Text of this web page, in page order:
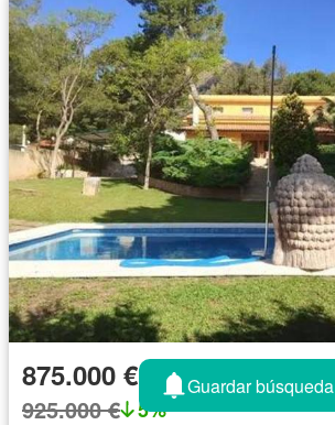
875.000 €
925.000 € 5%
Guardar búsqueda